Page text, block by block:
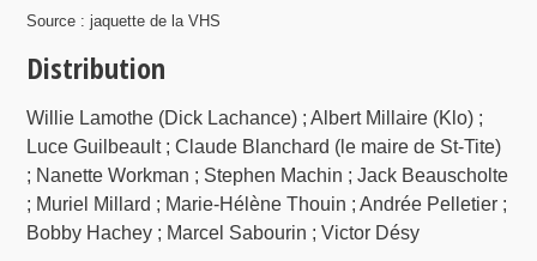
Source : jaquette de la VHS
Distribution
Willie Lamothe (Dick Lachance) ; Albert Millaire (Klo) ;
Luce Guilbeault ; Claude Blanchard (le maire de St-Tite)
; Nanette Workman ; Stephen Machin ; Jack Beauscholte
; Muriel Millard ; Marie-Hélène Thouin ; Andrée Pelletier ;
Bobby Hachey ; Marcel Sabourin ; Victor Désy